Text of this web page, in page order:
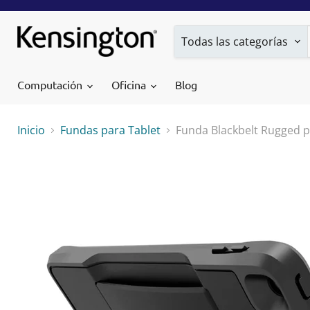
Todas las categorías
Computación Oficina Blog
Inicio Fundas para Tablet Funda Blackbelt Rugged